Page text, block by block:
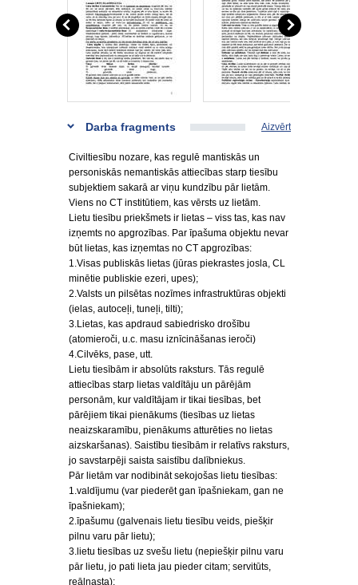
Darba fragments Aizvērt
Civiltiesību nozare, kas regulē mantiskās un
personiskās nemantiskās attiecības starp tiesību
subjektiem sakarā ar viņu kundzību pār lietām.
Viens no CT institūtiem, kas vērsts uz lietām.
Lietu tiesību priekšmets ir lietas – viss tas, kas nav
izņemts no apgrozības. Par īpašuma objektu nevar
būt lietas, kas izņemtas no CT apgrozības:
1.Visas publiskās lietas (jūras piekrastes josla, CL
minētie publiskie ezeri, upes);
2.Valsts un pilsētas nozīmes infrastruktūras objekti
(ielas, autoceļi, tuneļi, tilti);
3.Lietas, kas apdraud sabiedrisko drošību
(atomieroči, u.c. masu iznīcināšanas ieroči)
4.Cilvēks, pase, utt.
Lietu tiesībām ir absolūts raksturs. Tās regulē
attiecības starp lietas valdītāju un pārējām
personām, kur valdītājam ir tikai tiesības, bet
pārējiem tikai pienākums (tiesības uz lietas
neaizskaramību, pienākums atturēties no lietas
aizskaršanas). Saistību tiesībām ir relatīvs raksturs,
jo savstarpēji saista saistību dalībniekus.
Pār lietām var nodibināt sekojošas lietu tiesības:
1.valdījumu (var piederēt gan īpašniekam, gan ne
īpašniekam);
2.īpašumu (galvenais lietu tiesību veids, piešķir
pilnu varu pār lietu);
3.lietu tiesības uz svešu lietu (nepiešķir pilnu varu
pār lietu, jo pati lieta jau pieder citam; servitūts,
reālnasta);